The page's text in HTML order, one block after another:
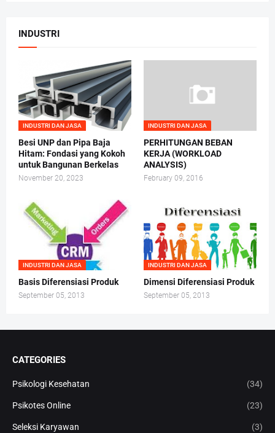
INDUSTRI
INDUSTRI DAN JASA
Besi UNP dan Pipa Baja
Hitam: Fondasi yang Kokoh
untuk Bangunan Berkelas
November 20, 2023
INDUSTRI DAN JASA
PERHITUNGAN BEBAN
KERJA (WORKLOAD
ANALYSIS)
February 09, 2016
INDUSTRI DAN JASA
Basis Diferensiasi Produk
September 05, 2013
INDUSTRI DAN JASA
Dimensi Diferensiasi Produk
September 05, 2013
CATEGORIES
Psikologi Kesehatan (34)
Psikotes Online (23)
Seleksi Karyawan (3)